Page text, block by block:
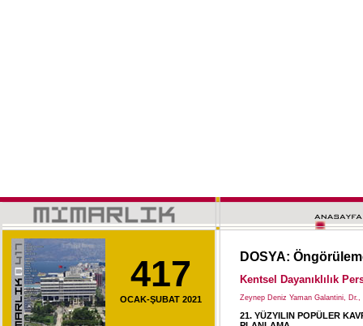
417
OCAK-ŞUBAT 2021
DOSYA:
Kentsel Dayanıklılık
Zeynep Deniz Yaman Galantini, Dr.,
21. YÜZYILIN POPÜLER